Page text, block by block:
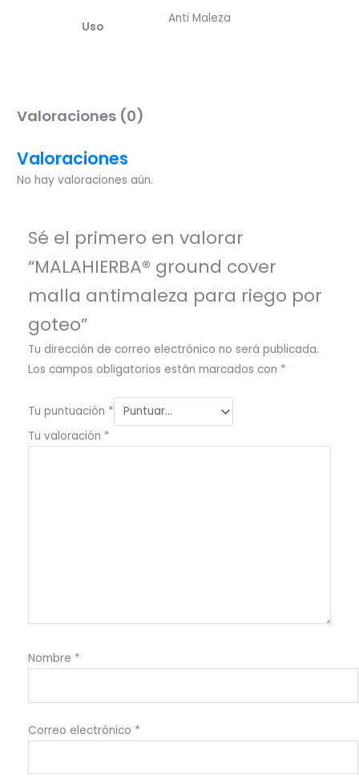
Uso
Anti Maleza
Valoraciones (0)
Valoraciones
No hay valoraciones aún.
Sé el primero en valorar
“MALAHIERBA® ground cover
malla antimaleza para riego por
goteo”
Tu dirección de correo electrónico no será publicada.
Los campos obligatorios están marcados con *
Tu puntuación *
Tu valoración *
Nombre *
Correo electrónico *